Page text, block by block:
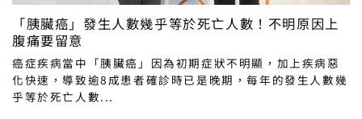
「胰臟癌」發生人數幾乎等於死亡人數！不明原因上
腹痛要留意
癌症疾病當中「胰臟癌」因為初期症狀不明顯，加上疾病惡
化快速，導致逾8成患者確診時已是晚期，每年的發生人數幾
乎等於死亡人數...